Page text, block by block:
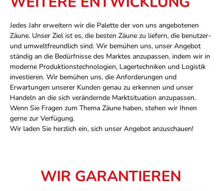
Jedes Jahr erweitern wir die Palette der von uns angebotenen
Zäune. Unser Ziel ist es, die besten Zäune zu liefern, die benutzer-
und umweltfreundlich sind. Wir bemühen uns, unser Angebot
ständig an die Bedürfnisse des Marktes anzupassen, indem wir in
moderne Produktionstechnologien, Lagertechniken und Logistik
investieren. Wir bemühen uns, die Anforderungen und
Erwartungen unserer Kunden genau zu erkennen und unser
Handeln an die sich verändernde Marktsituation anzupassen.
Wenn Sie Fragen zum Thema Zäune haben, stehen wir Ihnen
gerne zur Verfügung.
Wir laden Sie herzlich ein, sich unser Angebot anzuschauen!
WIR GARANTIEREN